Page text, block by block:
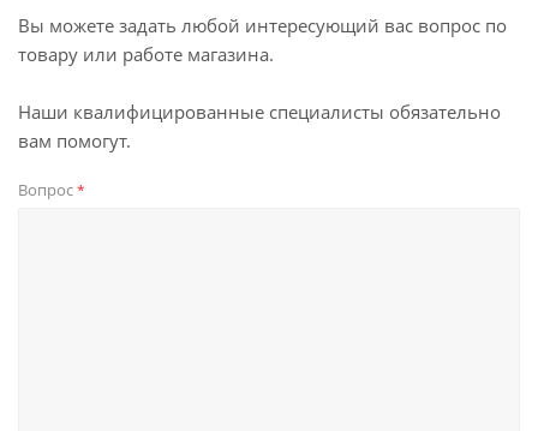
Вы можете задать любой интересующий вас вопрос по
товару или работе магазина.
Наши квалифицированные специалисты обязательно
вам помогут.
Вопрос*